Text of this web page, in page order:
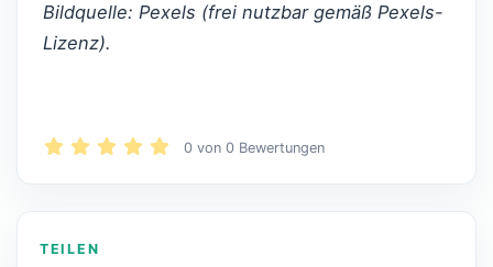
Bildquelle: Pexels (frei nutzbar gemäß Pexels-
Lizenz).
0 von0 Bewertungen
TEILEN